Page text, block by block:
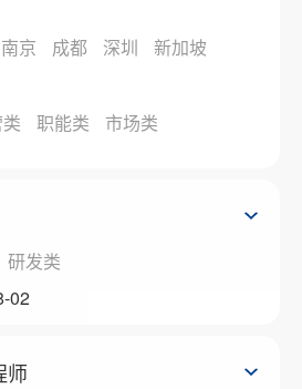
南京 成都 深圳
新加坡
职能类 市场类
研发类
02
师